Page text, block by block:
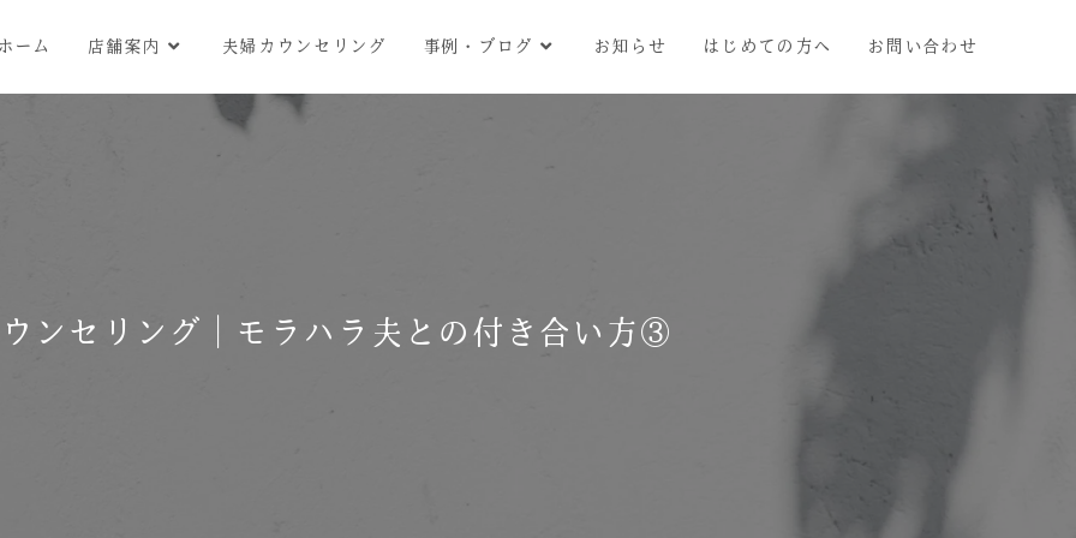
ーム 店舗案内 夫婦カウンセリング 事例・ブログ お知らせ はじめての方へ お問い合わせ
ンセリング｜モラハラ夫との付き合い方③